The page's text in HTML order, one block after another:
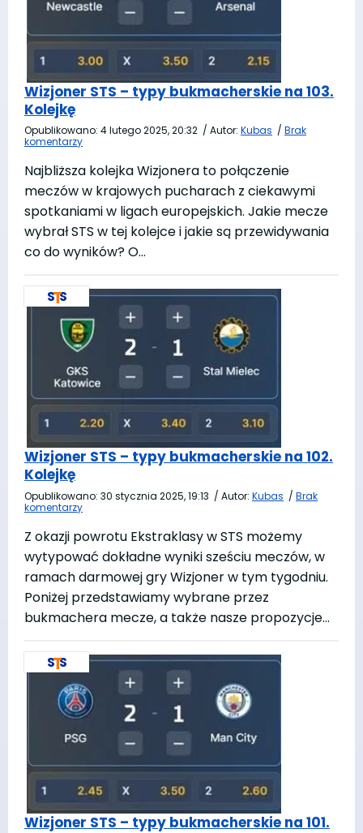
Wizjoner STS – typy bukmacherskie na 103.
Kolejkę
Opublikowano: 4 lutego 2025, 20:32 / Autor: Kubas / Brak
komentarzy
Najbliższa kolejka Wizjonera to połączenie
meczów w krajowych pucharach z ciekawymi
spotkaniami w ligach europejskich. Jakie mecze
wybrał STS w tej kolejce i jakie są przewidywania
co do wyników? O…
Wizjoner STS – typy bukmacherskie na 102.
Kolejkę
Opublikowano: 30 stycznia 2025, 19:13 / Autor: Kubas / Brak
komentarzy
Z okazji powrotu Ekstraklasy w STS możemy
wytypować dokładne wyniki sześciu meczów, w
ramach darmowej gry Wizjoner w tym tygodniu.
Poniżej przedstawiamy wybrane przez
bukmachera mecze, a także nasze propozycje…
Wizjoner STS – typy bukmacherskie na 101.